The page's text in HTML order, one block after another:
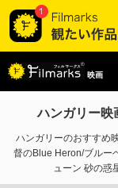
映画
ハンガリー映
ハンガリーのおすすめ
督のBlue Heron/ブルー
ューン 砂の惑